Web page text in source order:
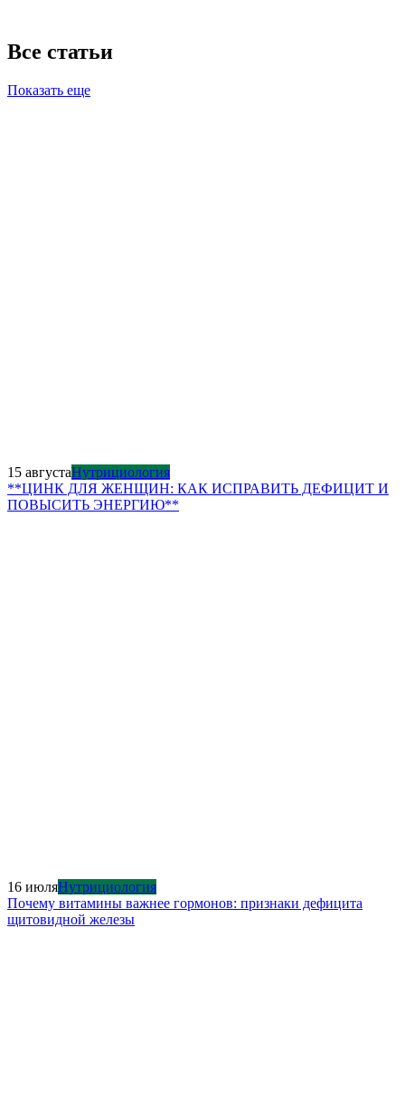
Все статьи
Показать еще
15 августаНутрициология
**ЦИНК ДЛЯ ЖЕНЩИН: КАК ИСПРАВИТЬ ДЕФИЦИТ И
ПОВЫСИТЬ ЭНЕРГИЮ**
16 июляНутрициология
Почему витамины важнее гормонов: признаки дефицита
щитовидной железы